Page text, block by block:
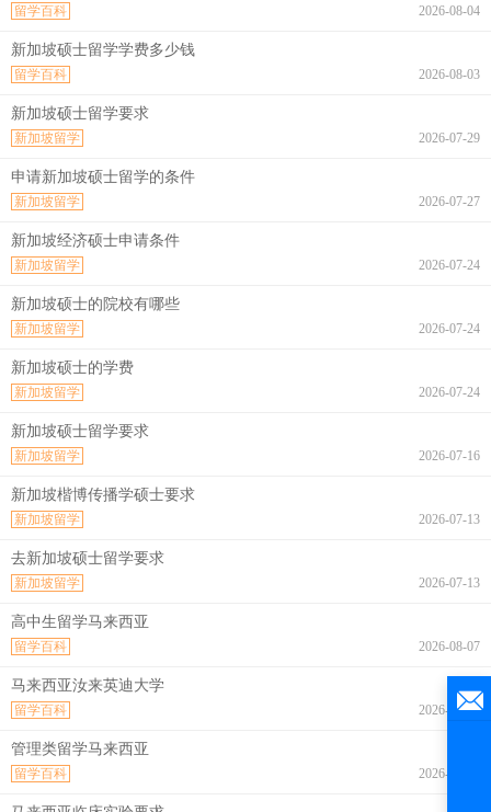
2026-08-04
留学百科
新加坡硕士留学学费多少钱
2026-08-03
留学百科
新加坡硕士留学要求
2026-07-29
新加坡留学
申请新加坡硕士留学的条件
2026-07-27
新加坡留学
新加坡经济硕士申请条件
2026-07-24
新加坡留学
新加坡硕士的院校有哪些
2026-07-24
新加坡留学
新加坡硕士的学费
2026-07-24
新加坡留学
新加坡硕士留学要求
2026-07-16
新加坡留学
新加坡楷博传播学硕士要求
2026-07-13
新加坡留学
去新加坡硕士留学要求
2026-07-13
新加坡留学
高中生留学马来西亚
2026-08-07
留学百科
马来西亚汝来英迪大学
2026-08-07
留学百科
管理类留学马来西亚
2026-08-07
留学百科